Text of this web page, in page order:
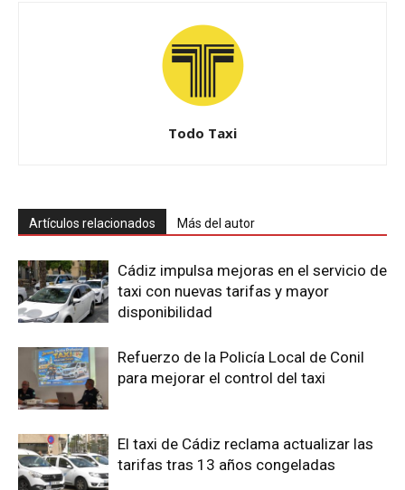
Todo Taxi
Artículos relacionados Más del autor
Cádiz impulsa mejoras en el servicio de
taxi con nuevas tarifas y mayor
disponibilidad
Refuerzo de la Policía Local de Conil
para mejorar el control del taxi
El taxi de Cádiz reclama actualizar las
tarifas tras 13 años congeladas